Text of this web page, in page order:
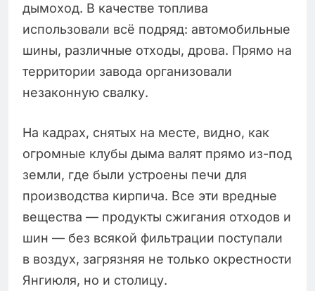
дымоход. В качестве топлива
использовали всё подряд: автомобильные
шины, различные отходы, дрова. Прямо на
территории завода организовали
незаконную свалку.
На кадрах, снятых на месте, видно, как
огромные клубы дыма валят прямо из-под
земли, где были устроены печи для
производства кирпича. Все эти вредные
вещества — продукты сжигания отходов и
шин — без всякой фильтрации поступали
в воздух, загрязняя не только окрестности
Янгиюля, но и столицу.